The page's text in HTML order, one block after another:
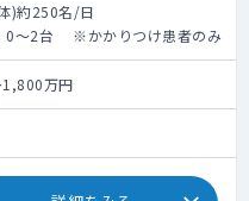
)約250名/日
0～2台 ※かかりつけ患者のみ
万円